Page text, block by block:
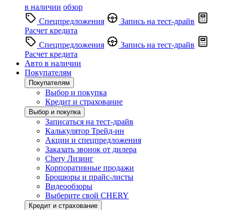
в наличии обзор
Спецпредложения
Запись на тест-драйв
Расчет кредита
Спецпредложения
Запись на тест-драйв
Расчет кредита
Авто в наличии
Покупателям
Покупателям
Выбор и покупка
Кредит и страхование
Выбор и покупка
Записаться на тест-драйв
Калькулятор Трейд-ин
Акции и спецпредложения
Заказать звонок от дилера
Chery Лизинг
Корпоративные продажи
Брошюры и прайс-листы
Видеообзоры
Выберите свой CHERY
Кредит и страхование